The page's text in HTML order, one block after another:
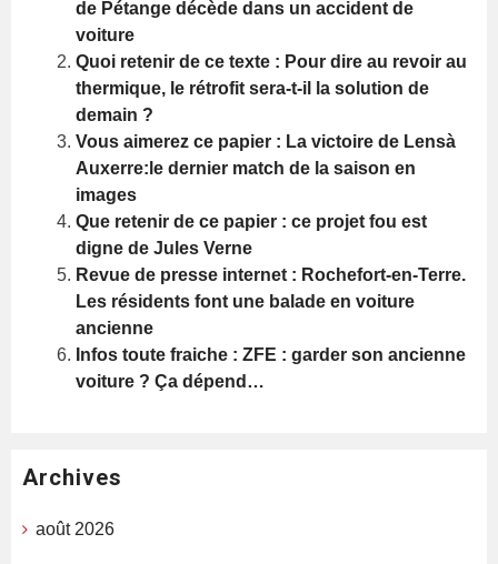
de Pétange décède dans un accident de
voiture
Quoi retenir de ce texte : Pour dire au revoir au
thermique, le rétrofit sera-t-il la solution de
demain ?
Vous aimerez ce papier : La victoire de Lensà
Auxerre:le dernier match de la saison en
images
Que retenir de ce papier : ce projet fou est
digne de Jules Verne
Revue de presse internet : Rochefort-en-Terre.
Les résidents font une balade en voiture
ancienne
Infos toute fraiche : ZFE : garder son ancienne
voiture ? Ça dépend…
Archives
août 2026